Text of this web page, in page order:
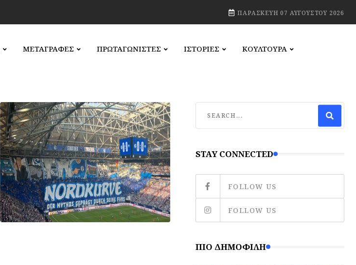
ΠΑΡΑΣΚΕΥΉ 07 ΑΥΓΟΎΣΤΟΥ 2026
ΜΕΤΑΓΡΑΦΕΣ ΠΡΩΤΑΓΩΝΙΣΤΕΣ ΙΣΤΟΡΙΕΣ ΚΟΥΛΤΟΥΡΑ
STAY CONNECTED
FOLLOW US
FOLLOW US
ΠΙΟ ΔΗΜΟΦΙΛΉ